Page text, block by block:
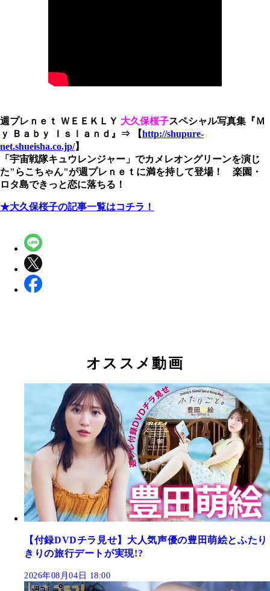
週プレｎｅｔ ＷＥＥＫＬＹ 大久保桜子スペシャル写真集『Ｍ
ｙ Ｂａｂｙ Ｉｓｌａｎｄ』⇒ 【http://shupure-
net.shueisha.co.jp/】
「宇宙戦隊キュウレンジャー」でカメレオングリーンを演じ
た"らこちゃん"が週プレｎｅｔに満を持して登場！ 楽園・
ロタ島できっと恋に落ちる！
★大久保桜子の記事一覧はコチラ！
オススメ動画
【付録DVDチラ見せ】大人気声優の豊田萌絵とふたり
きりの旅行デートが実現!?
2026年08月04日 18:00